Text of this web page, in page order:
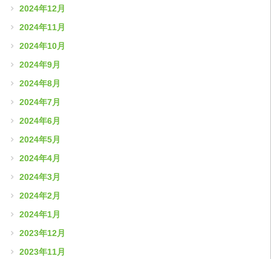
2024年12月
2024年11月
2024年10月
2024年9月
2024年8月
2024年7月
2024年6月
2024年5月
2024年4月
2024年3月
2024年2月
2024年1月
2023年12月
2023年11月